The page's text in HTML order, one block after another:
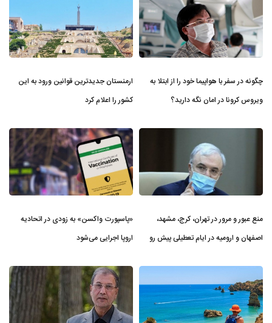
چگونه در سفر با هواپیما خود را از ابتلا به
ویروس کرونا در امان نگه دارید؟
ارمنستان جدیدترین قوانین ورود به این
کشور را اعلام کرد
منع عبور و مرور در تهران، کرج، مشهد،
اصفهان و ارومیه در ایام تعطیلی پیش ر‌و
«پاسپورت واکسن» به زودی در اتحادیه
اروپا اجرایی می‌شود